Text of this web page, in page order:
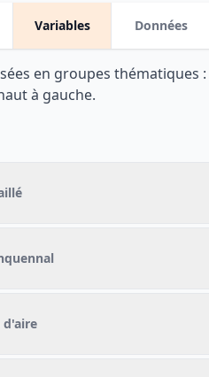
Variables Données
en groupes thématiques
à gauche.
d'aire